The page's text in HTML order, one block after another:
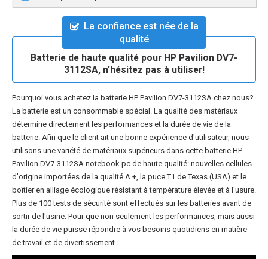
La confiance est née de la
qualité
Batterie de haute qualité pour HP Pavilion DV7-
3112SA, n'hésitez pas à utiliser!
Pourquoi vous achetez la batterie HP Pavilion DV7-3112SA chez nous?
La batterie est un consommable spécial. La qualité des matériaux
détermine directement les performances et la durée de vie de la
batterie. Afin que le client ait une bonne expérience d'utilisateur, nous
utilisons une variété de matériaux supérieurs dans cette batterie HP
Pavilion DV7-3112SA notebook pc de haute qualité: nouvelles cellules
d'origine importées de la qualité A +, la puce T1 de Texas (USA) et le
boîtier en alliage écologique résistant à température élevée et à l'usure.
Plus de 100 tests de sécurité sont effectués sur les batteries avant de
sortir de l'usine. Pour que non seulement les performances, mais aussi
la durée de vie puisse répondre à vos besoins quotidiens en matière
de travail et de divertissement.